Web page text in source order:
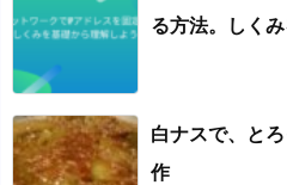
る方法。しく
白ナスで、と
作